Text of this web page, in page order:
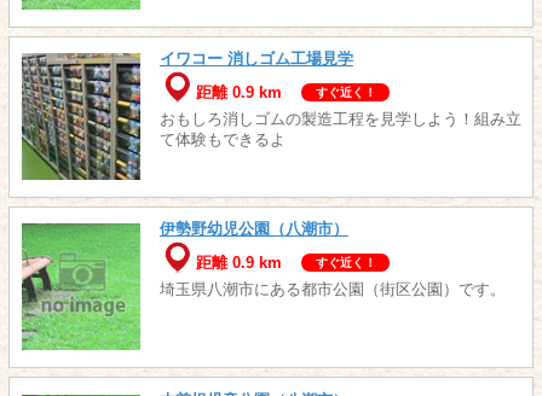
イワコー 消しゴム工場見学
距離 0.9 km
すぐ近く！
おもしろ消しゴムの製造工程を見学しよう！組み立
て体験もできるよ
伊勢野幼児公園（八潮市）
距離 0.9 km
すぐ近く！
埼玉県八潮市にある都市公園（街区公園）です。